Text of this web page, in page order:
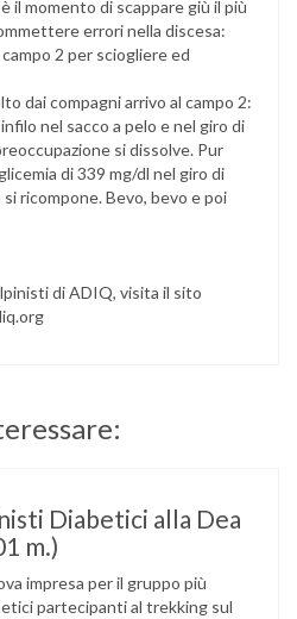
il momento di scappare giù il più
errori nella discesa:
2 per sciogliere ed
dai compagni arrivo al campo 2:
nel sacco a pelo e nel giro di
si dissolve. Pur
di 339 mg/dl nel giro di
si ricompone. Bevo, bevo e poi
di ADIQ, visita il sito
Diabetici alla Dea
m.)
impresa per il gruppo più
partecipanti al trekking sul